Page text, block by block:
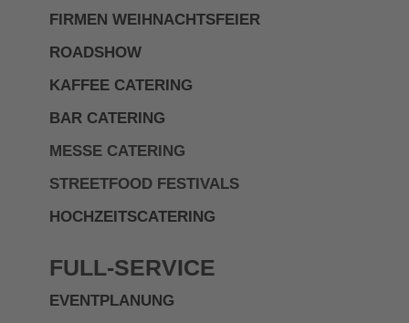
FIRMEN WEIHNACHTSFEIER
ROADSHOW
KAFFEE CATERING
BAR CATERING
MESSE CATERING
STREETFOOD FESTIVALS
HOCHZEITSCATERING
FULL-SERVICE
EVENTPLANUNG